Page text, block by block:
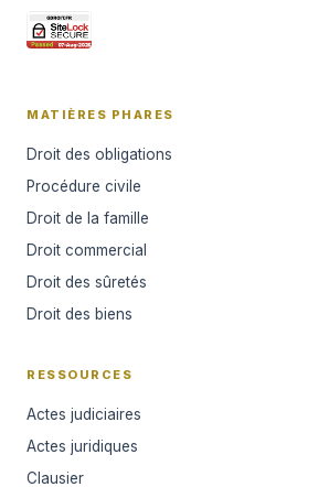
MATIÈRES PHARES
Droit des obligations
Procédure civile
Droit de la famille
Droit commercial
Droit des sûretés
Droit des biens
RESSOURCES
Actes judiciaires
Actes juridiques
Clausier